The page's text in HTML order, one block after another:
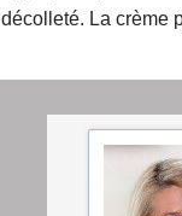
décolleté. La crème